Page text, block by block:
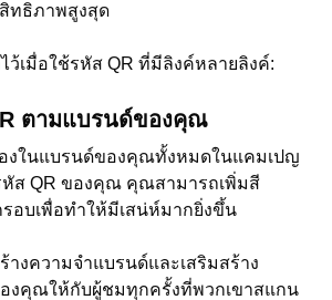
ทธิภาพสูงสุด
เมื่อใช้รหัส QR ที่มีลิงค์หลายลิงค์:
ตามแบรนด์ของคุณ
งในแบรนด์ของคุณทั้งหมดในแคมเปญ
หัส QR ของคุณ คุณสามารถเพิ่มสี
อบเพื่อทำให้มีเสน่ห์มากยิ่งขึ้น
างความจำแบรนด์และเสริมสร้าง
งคุณให้กับผู้ชมทุกครั้งที่พวกเขาสแกน